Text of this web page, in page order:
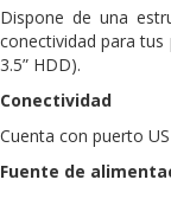
Dispone de una
conectividad para tus
3.5” HDD).
Conectividad
Cuenta con puerto
Fuente de